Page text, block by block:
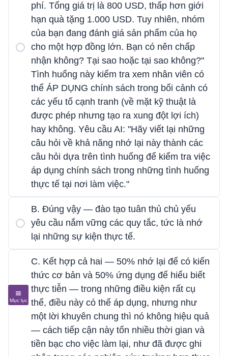
phí. Tổng giá trị là 800 USD, thấp hơn giới
hạn quà tặng 1.000 USD. Tuy nhiên, nhóm
của bạn đang đánh giá sản phẩm của họ
cho một hợp đồng lớn. Bạn có nên chấp
nhận không? Tại sao hoặc tại sao không?"
Tình huống này kiểm tra xem nhân viên có
thể ÁP DỤNG chính sách trong bối cảnh có
các yếu tố cạnh tranh (về mặt kỹ thuật là
được phép nhưng tạo ra xung đột lợi ích)
hay không. Yêu cầu AI: "Hãy viết lại những
câu hỏi về khả năng nhớ lại này thành các
câu hỏi dựa trên tình huống để kiểm tra việc
áp dụng chính sách trong những tình huống
thực tế tại nơi làm việc."
B. Đúng vậy — đào tạo tuân thủ chủ yếu
yêu cầu nắm vững các quy tắc, tức là nhớ
lại những sự kiện thực tế.
C. Kết hợp cả hai — 50% nhớ lại để có kiến ​​
thức cơ bản và 50% ứng dụng để hiểu biết
thực tiễn — trong những điều kiện rất cụ
thể, điều này có thể áp dụng, nhưng như
một lời khuyên chung thì nó không hiệu quả
— cách tiếp cận này tốn nhiều thời gian và
tiền bạc cho việc làm lại, như đã được ghi